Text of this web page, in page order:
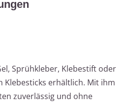
Sprühkleber, Klebestift oder
Klebesticks erhältlich. Mit ihm
zuverlässig und ohne